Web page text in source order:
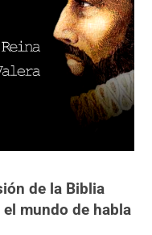
de la Biblia
mundo de habla